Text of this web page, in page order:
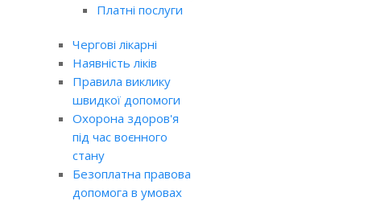
Платні послуги
Чергові лікарні
Наявність ліків
Правила виклику
швидкої допомоги
Охорона здоров'я
під час воєнного
стану
Безоплатна правова
допомога в умовах